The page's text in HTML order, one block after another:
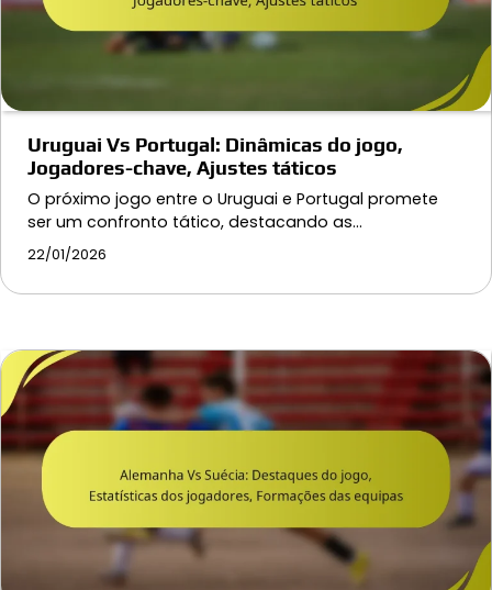
Uruguai Vs Portugal: Dinâmicas do jogo,
Jogadores-chave, Ajustes táticos
O próximo jogo entre o Uruguai e Portugal promete
ser um confronto tático, destacando as…
22/01/2026